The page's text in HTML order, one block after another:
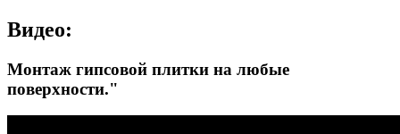
Видео:
Монтаж гипсовой плитки на любые
поверхности."